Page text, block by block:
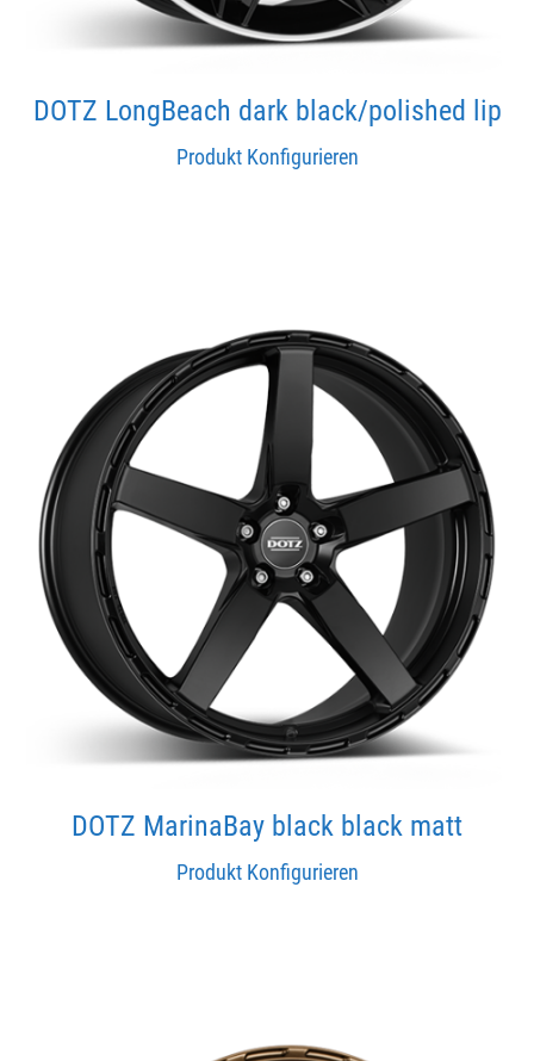
DOTZ LongBeach dark black/polished lip
Produkt Konfigurieren
DOTZ MarinaBay black black matt
Produkt Konfigurieren